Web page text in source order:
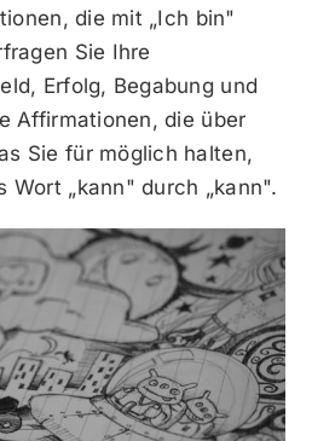
die mit „Ich bin"
Sie Ihre
Erfolg, Begabung und
Affirmationen, die über
Sie für möglich halten,
Wort „kann" durch „kann".